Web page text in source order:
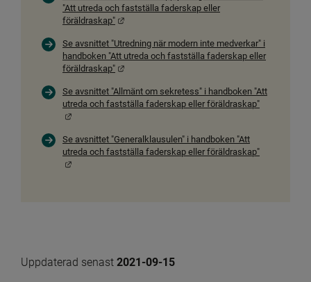
"Att utreda och fastställa faderskap eller
föräldraskap"
Se avsnittet "Utredning när modern inte medverkar" i
handboken "Att utreda och fastställa faderskap eller
föräldraskap"
Se avsnittet "Allmänt om sekretess" i handboken "Att
utreda och fastställa faderskap eller föräldraskap"
Se avsnittet "Generalklausulen" i handboken "Att
utreda och fastställa faderskap eller föräldraskap"
Uppdaterad senast 2021-09-15